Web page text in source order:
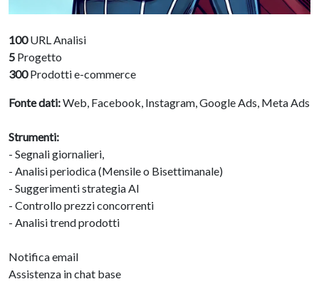
100URL Analisi
5 Progetto
300Prodotti e-commerce
Fonte dati:Web, Facebook, Instagram, Google Ads, Meta Ads
Strumenti:
- Segnali giornalieri,
- Analisi periodica (Mensile o Bisettimanale)
- Suggerimenti strategia AI
- Controllo prezzi concorrenti
- Analisi trend prodotti
Notifica email
Assistenza in chat base